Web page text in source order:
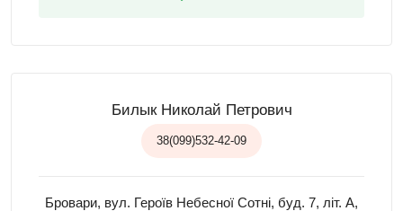
Билык Николай Петрович
38(099)532-42-09
Бровари, вул. Героїв Небесної Сотні, буд. 7, літ. А,